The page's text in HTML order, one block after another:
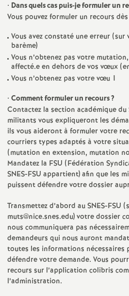
• Dans quels cas puis-je formuler un
Vous pouvez formuler un recours
Vous avez constaté une erreur
barème)
Vous n’obtenez pas votre
affecté.e en dehors de vos vœux
Vous n’obtenez pas votre vœu 1
• Comment formuler un recours?
Contactez la section académique du
militants vous expliqueront les
ils vous aideront à formuler votre
courriers types adaptés à votre
(mutation en extension, mutation
Mandatez la FSU (Fédération
SNES-FSU appartient) afin que les
puissent défendre votre dossier
Transmettez d’abord au SNES-FSU
muts@nice.snes.edu) votre dossier
nous communiquera pas
demandeurs qui nous auront
toutes les informations nécessaires
défendre votre demande. Vous
recours sur l’application colibris
l’administration.